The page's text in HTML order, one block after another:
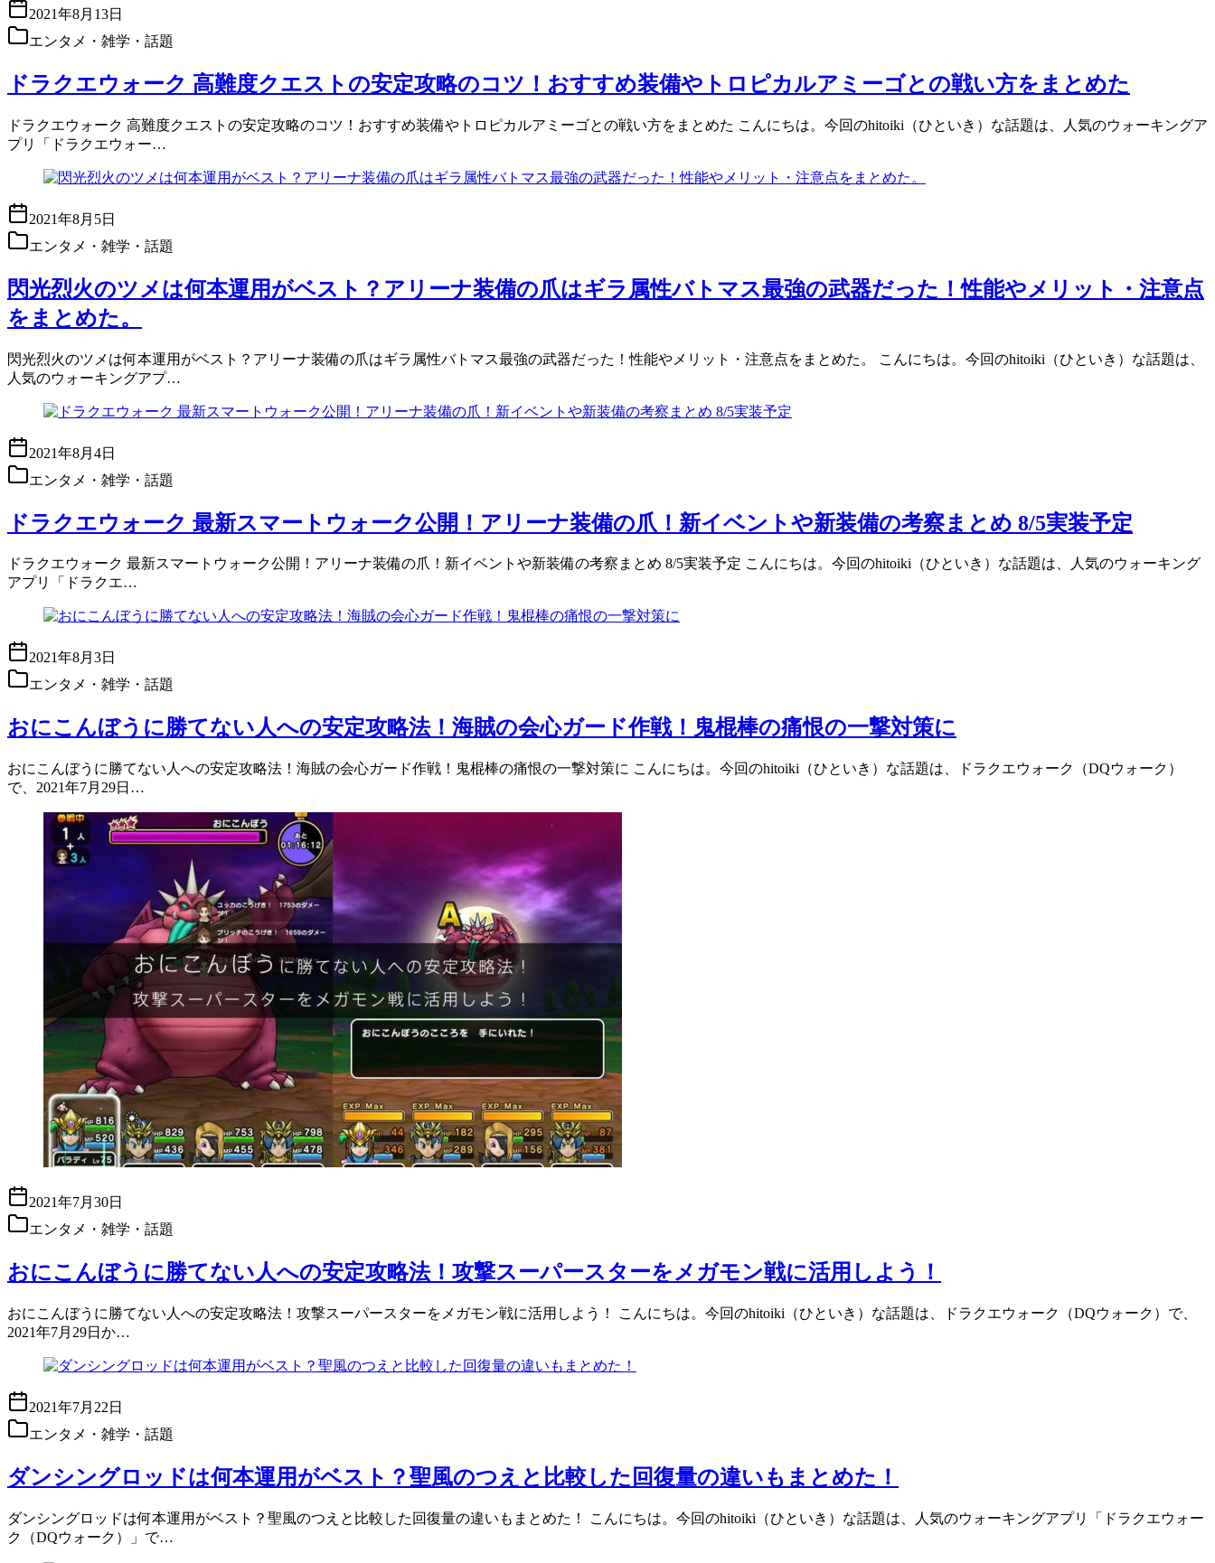
2021年8月13日
エンタメ・雑学・話題
ドラクエウォーク 高難度クエストの安定攻略のコツ！おすすめ装備やトロピカルアミーゴとの戦い方をまとめた
ドラクエウォーク 高難度クエストの安定攻略のコツ！おすすめ装備やトロピカルアミーゴとの戦い方をまとめた こんにちは。今回のhitoiki（ひといき）な話題は、人気のウォーキングア
プリ「ドラクエウォー…
2021年8月5日
エンタメ・雑学・話題
閃光烈火のツメは何本運用がベスト？アリーナ装備の爪はギラ属性バトマス最強の武器だった！性能やメリット・注意点
をまとめた。
閃光烈火のツメは何本運用がベスト？アリーナ装備の爪はギラ属性バトマス最強の武器だった！性能やメリット・注意点をまとめた。 こんにちは。今回のhitoiki（ひといき）な話題は、
人気のウォーキングアプ…
2021年8月4日
エンタメ・雑学・話題
ドラクエウォーク 最新スマートウォーク公開！アリーナ装備の爪！新イベントや新装備の考察まとめ 8/5実装予定
ドラクエウォーク 最新スマートウォーク公開！アリーナ装備の爪！新イベントや新装備の考察まとめ 8/5実装予定 こんにちは。今回のhitoiki（ひといき）な話題は、人気のウォーキング
アプリ「ドラクエ…
2021年8月3日
エンタメ・雑学・話題
おにこんぼうに勝てない人への安定攻略法！海賊の会心ガード作戦！鬼棍棒の痛恨の一撃対策に
おにこんぼうに勝てない人への安定攻略法！海賊の会心ガード作戦！鬼棍棒の痛恨の一撃対策に こんにちは。今回のhitoiki（ひといき）な話題は、ドラクエウォーク（DQウォーク）
で、2021年7月29日…
2021年7月30日
エンタメ・雑学・話題
おにこんぼうに勝てない人への安定攻略法！攻撃スーパースターをメガモン戦に活用しよう！
おにこんぼうに勝てない人への安定攻略法！攻撃スーパースターをメガモン戦に活用しよう！ こんにちは。今回のhitoiki（ひといき）な話題は、ドラクエウォーク（DQウォーク）で、
2021年7月29日か…
2021年7月22日
エンタメ・雑学・話題
ダンシングロッドは何本運用がベスト？聖風のつえと比較した回復量の違いもまとめた！
ダンシングロッドは何本運用がベスト？聖風のつえと比較した回復量の違いもまとめた！ こんにちは。今回のhitoiki（ひといき）な話題は、人気のウォーキングアプリ「ドラクエウォー
ク（DQウォーク）」で…